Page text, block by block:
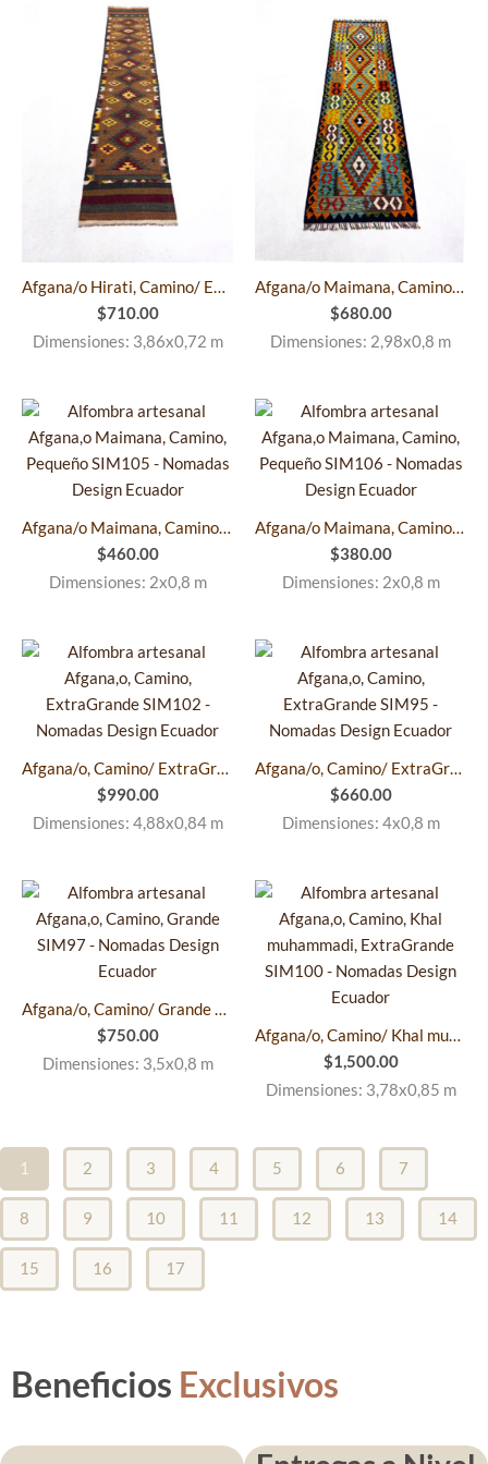
Afgana/o Hirati, Camino/ ExtraGrande SIM104
$710.00
Dimensiones: 3,86x0,72 m
Afgana/o Maimana, Camino/ Grande SIM107
$680.00
Dimensiones: 2,98x0,8 m
Afgana/o Maimana, Camino/ Pequeño SIM105
$460.00
Dimensiones: 2x0,8 m
Afgana/o Maimana, Camino/ Pequeño SIM106
$380.00
Dimensiones: 2x0,8 m
Afgana/o, Camino/ ExtraGrande SIM102
$990.00
Dimensiones: 4,88x0,84 m
Afgana/o, Camino/ ExtraGrande SIM95
$660.00
Dimensiones: 4x0,8 m
Afgana/o, Camino/ Grande SIM97
$750.00
Dimensiones: 3,5x0,8 m
Afgana/o, Camino/ Khal muhammadi/ ExtraGrande SIM100
$1,500.00
Dimensiones: 3,78x0,85 m
1 2 3 4 5 6 7
8 9 10 11 12 13 14
15 16 17
Beneficios Exclusivos